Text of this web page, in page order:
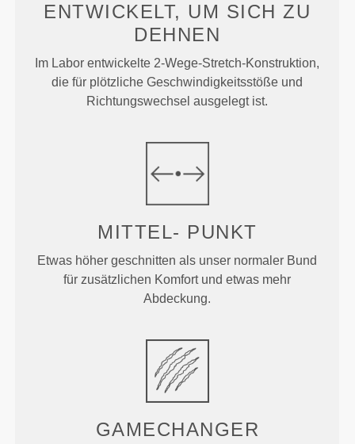
ENTWICKELT, UM SICH ZU
DEHNEN
Im Labor entwickelte 2-Wege-Stretch-Konstruktion,
die für plötzliche Geschwindigkeitsstöße und
Richtungswechsel ausgelegt ist.
MITTEL- PUNKT
Etwas höher geschnitten als unser normaler Bund
für zusätzlichen Komfort und etwas mehr
Abdeckung.
GAMECHANGER